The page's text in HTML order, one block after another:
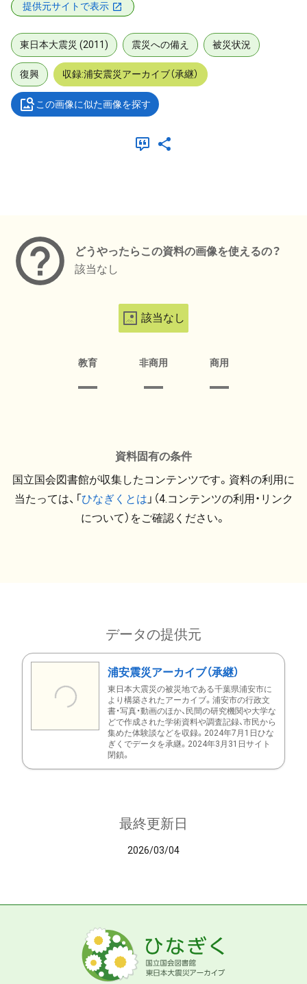
提供元サイトで表示
東日本大震災 (2011) 震災への備え 被災状況
復興 収録:浦安震災アーカイブ（承継）
この画像に似た画像を探す
どうやったらこの資料の画像を使えるの？
該当なし
該当なし
教育 非商用 商用
資料固有の条件
国立国会図書館が収集したコンテンツです。資料の利用に
当たっては、「ひなぎくとは 」（4.コンテンツの利用・リンク
について）をご確認ください。
データの提供元
浦安震災アーカイブ（承継）
東日本大震災の被災地である千葉県浦安市に
より構築されたアーカイブ。浦安市の行政文
書・写真・動画のほか、民間の研究機関や大学な
どで作成された学術資料や調査記録、市民から
集めた体験談などを収録。2024年7月1日ひな
ぎくでデータを承継。2024年3月31日サイト
閉鎖。
最終更新日
2026/03/04